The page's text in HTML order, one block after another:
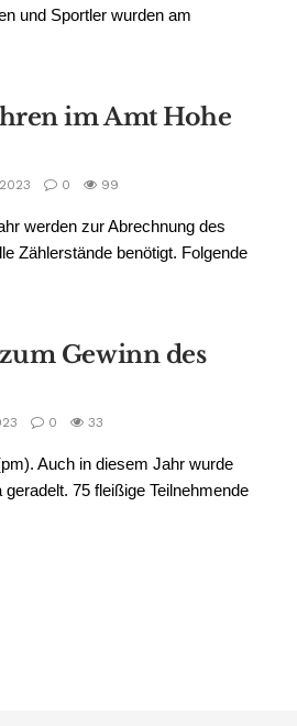
und Sportler wurden am
im Amt Hohe
0 99
werden zur Abrechnung des
Zählerstände benötigt. Folgende
Gewinn des
0 33
Auch in diesem Jahr wurde
75 fleißige Teilnehmende